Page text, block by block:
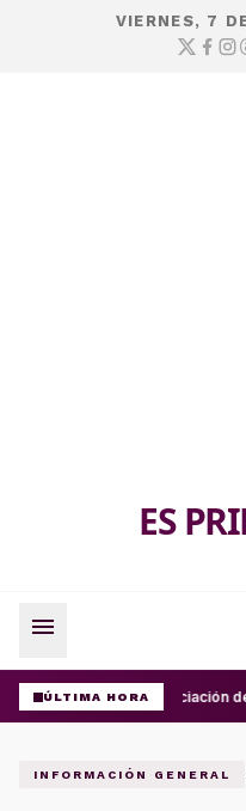
VIERNES, 7
ES
menu
ÚLTIMA HORAAsociación
INFORMACIÓN GENERAL